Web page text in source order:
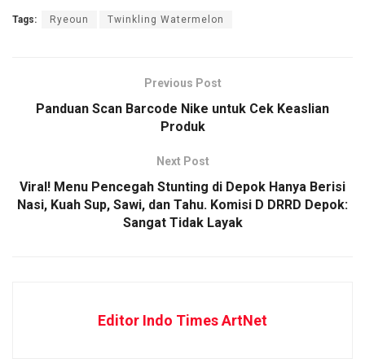
Tags: Ryeoun Twinkling Watermelon
Previous Post
Panduan Scan Barcode Nike untuk Cek Keaslian
Produk
Next Post
Viral! Menu Pencegah Stunting di Depok Hanya Berisi
Nasi, Kuah Sup, Sawi, dan Tahu. Komisi D DRRD Depok:
Sangat Tidak Layak
Editor Indo Times ArtNet